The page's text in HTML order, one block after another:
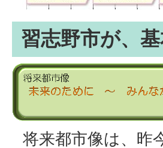
習志野市が、
将来都市像は、昨